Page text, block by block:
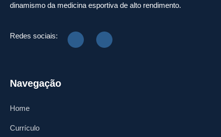
dinamismo da medicina esportiva de alto rendimento.
Redes sociais:
Navegação
Home
Currículo